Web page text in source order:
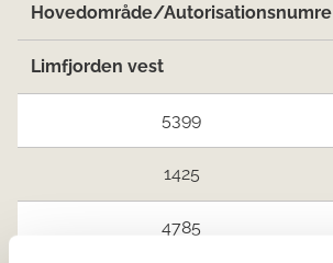
Hovedområde/Autorisationsnumre
Limfjorden vest
5399
1425
4785